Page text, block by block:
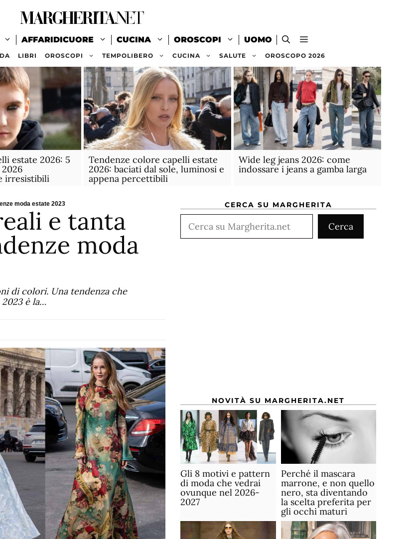
AFFARIDICUORE CUCINA OROSCOPI UOMO
LIBRI OROSCOPI TEMPOLIBERO CUCINA SALUTE OROSCOPO 2026
estate 2026: 5
irresistibili
Tendenze colore capelli estate
2026: baciati dal sole, luminosi e
appena percettibili
Wide leg jeans 2026: come
indossare i jeans a gamba larga
moda estate 2023
e tanta
moda
di colori. Una tendenza che
2023 è la…
CERCA SU MARGHERITA
Cerca
Cerca
NOVITÀ SU MARGHERITA.NET
Gli 8 motivi e pattern
di moda che vedrai
ovunque nel 2026-
2027
Perché il mascara
marrone, e non quello
nero, sta diventando
la scelta preferita per
gli occhi maturi